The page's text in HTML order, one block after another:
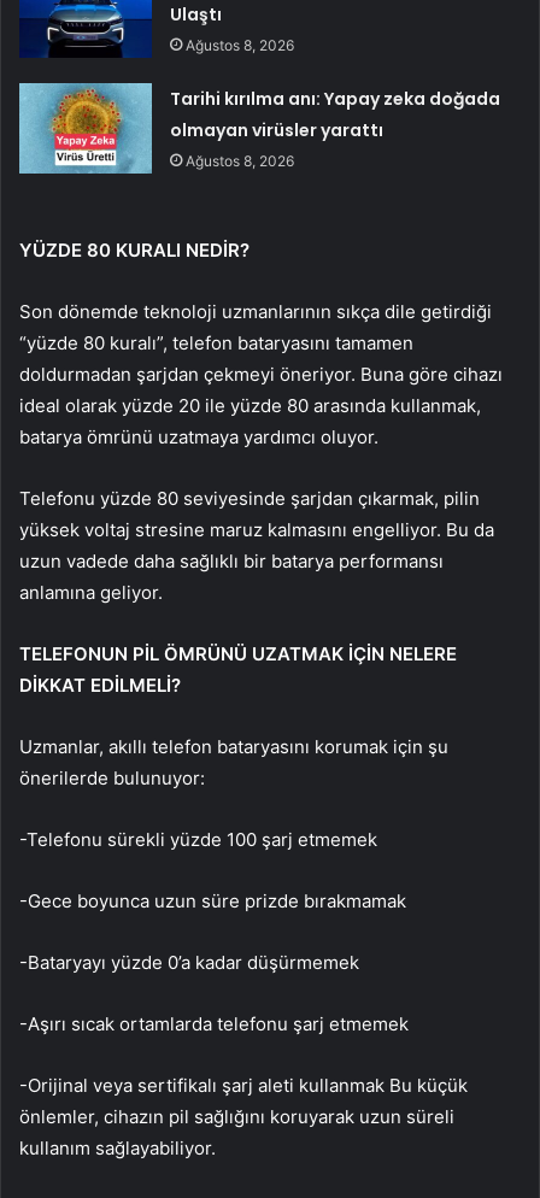
Ulaştı
Ağustos 8, 2026
Tarihi kırılma anı: Yapay zeka doğada
olmayan virüsler yarattı
Ağustos 8, 2026
YÜZDE 80 KURALI NEDİR?
Son dönemde teknoloji uzmanlarının sıkça dile getirdiği
“yüzde 80 kuralı”, telefon bataryasını tamamen
doldurmadan şarjdan çekmeyi öneriyor. Buna göre cihazı
ideal olarak yüzde 20 ile yüzde 80 arasında kullanmak,
batarya ömrünü uzatmaya yardımcı oluyor.
Telefonu yüzde 80 seviyesinde şarjdan çıkarmak, pilin
yüksek voltaj stresine maruz kalmasını engelliyor. Bu da
uzun vadede daha sağlıklı bir batarya performansı
anlamına geliyor.
TELEFONUN PİL ÖMRÜNÜ UZATMAK İÇİN NELERE
DİKKAT EDİLMELİ?
Uzmanlar, akıllı telefon bataryasını korumak için şu
önerilerde bulunuyor:
-Telefonu sürekli yüzde 100 şarj etmemek
-Gece boyunca uzun süre prizde bırakmamak
-Bataryayı yüzde 0’a kadar düşürmemek
-Aşırı sıcak ortamlarda telefonu şarj etmemek
-Orijinal veya sertifikalı şarj aleti kullanmak Bu küçük
önlemler, cihazın pil sağlığını koruyarak uzun süreli
kullanım sağlayabiliyor.